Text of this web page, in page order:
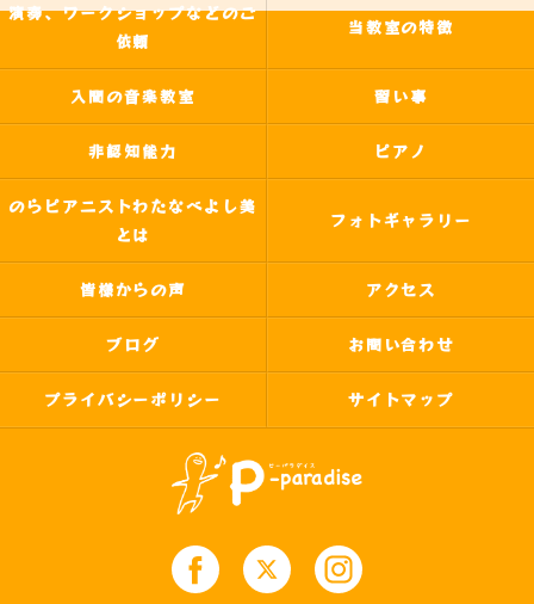
演奏、ワークショップなどのご
依頼
当教室の特徴
入間の音楽教室 習い事
非認知能力 ピアノ
のらピアニストわたなべよし美
とは
フォトギャラリー
皆様からの声 アクセス
ブログ お問い合わせ
プライバシーポリシー サイトマップ